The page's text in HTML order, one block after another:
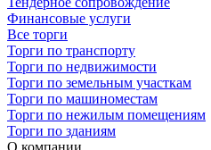
Финансовые услуги
Все торги
Торги по транспорту
Торги по недвижимости
Торги по земельным участкам
Торги по машиноместам
Торги по нежилым помещениям
Торги по зданиям
О компании